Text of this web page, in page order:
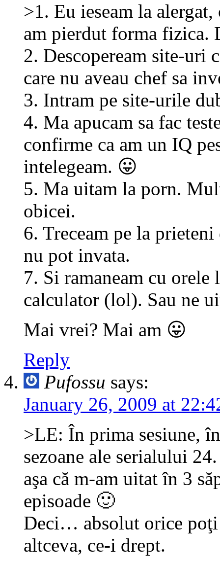
>1. Eu ieseam la
am pierdut forma fizica.
2. Descopeream site-uri
care nu aveau chef sa
3. Intram pe site-urile
4. Ma apucam sa fac
confirme ca am un IQ
intelegeam. 😛
5. Ma uitam la porn.
obicei.
6. Treceam pe la
nu pot invata.
7. Si ramaneam cu orele
calculator (lol). Sau ne
Mai vrei? Mai am 😛
Reply
Pufossu says:
January 26, 2009 at
>LE: În prima sesiune,
sezoane ale serialului
aşa că m-am uitat în 3
episoade 🙂
Deci… absolut orice poţi
altceva, ce-i drept.